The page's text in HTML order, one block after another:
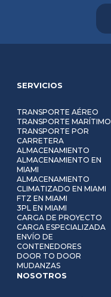
SERVICIOS
TRANSPORTE AÉREO
TRANSPORTE MARÍTIMO
TRANSPORTE POR
CARRETERA
ALMACENAMIENTO
ALMACENAMIENTO EN
MIAMI
ALMACENAMIENTO
CLIMATIZADO EN MIAMI
FTZ EN MIAMI
3PL EN MIAMI
CARGA DE PROYECTO
CARGA ESPECIALIZADA
ENVÍO DE
CONTENEDORES
DOOR TO DOOR
MUDANZAS
NOSOTROS